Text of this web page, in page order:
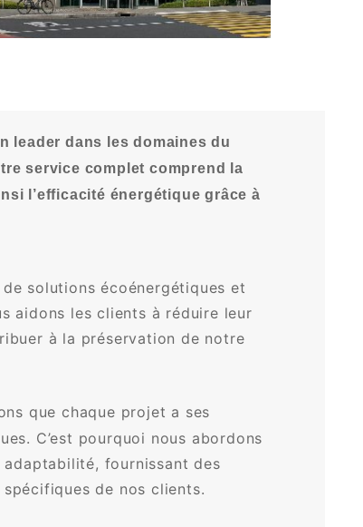
leader dans les domaines du
service complet comprend la
l’efficacité énergétique grâce à
solutions écoénergétiques et
aidons les clients à réduire leur
à la préservation de notre
que chaque projet a ses
C’est pourquoi nous abordons
fournissant des
de nos clients.